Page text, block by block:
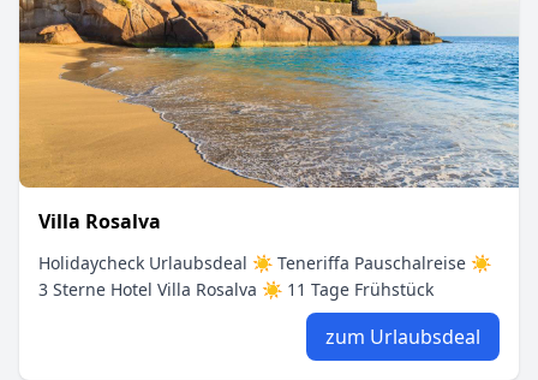
Villa Rosalva
Holidaycheck Urlaubsdeal ☀ Teneriffa Pauschalreise ☀
3 Sterne Hotel Villa Rosalva ☀ 11 Tage Frühstück
zum Urlaubsdeal